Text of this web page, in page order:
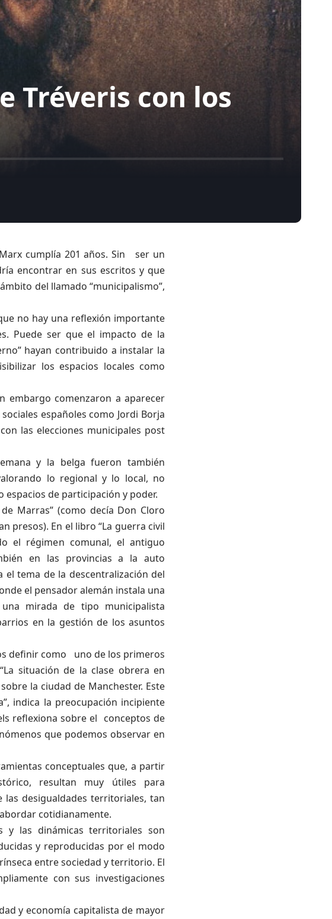
Tréveris con los
cumplía 201 años. Sin ser un
encontrar en sus escritos y que
del llamado “municipalismo”,
no hay una reflexión importante
Puede ser que el impacto de la
hayan contribuido a instalar la
los espacios locales como
embargo comenzaron a aparecer
españoles como Jordi Borja
las elecciones municipales post
y la belga fueron también
lo regional y lo local, no
de participación y poder.
Marras” (como decía Don Cloro
presos). En el libro “La guerra civil
el régimen comunal, el antiguo
en las provincias a la auto
tema de la descentralización del
el pensador alemán instala una
mirada de tipo municipalista
en la gestión de los asuntos
definir como uno de los primeros
situación de la clase obrera en
la ciudad de Manchester. Este
indica la preocupación incipiente
reflexiona sobre el conceptos de
que podemos observar en
conceptuales que, a partir
resultan muy útiles para
desigualdades territoriales, tan
cotidianamente.
y las dinámicas territoriales son
y reproducidas por el modo
entre sociedad y territorio. El
con sus investigaciones
y economía capitalista de mayor